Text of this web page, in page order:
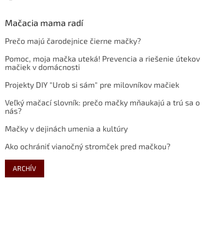
Mačacia mama radí
Prečo majú čarodejnice čierne mačky?
Pomoc, moja mačka uteká! Prevencia a riešenie útekov
mačiek v domácnosti
Projekty DIY "Urob si sám" pre milovníkov mačiek
Veľký mačací slovník: prečo mačky mňaukajú a trú sa o
nás?
Mačky v dejinách umenia a kultúry
Ako ochrániť vianočný stromček pred mačkou?
ARCHÍV